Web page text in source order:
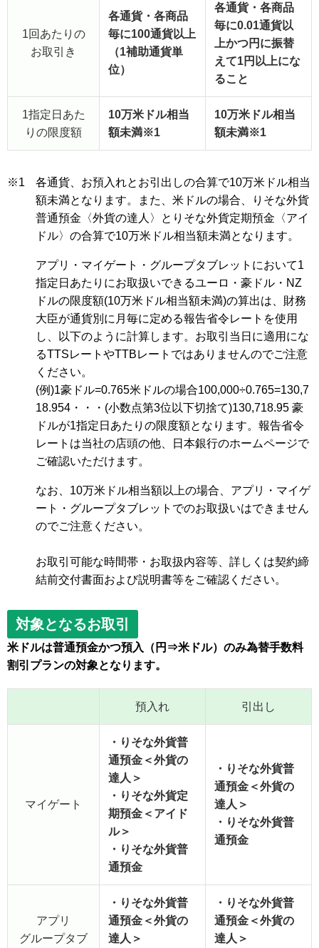
1回あたりの
お取引き
各通貨・各商品
毎に100通貨以上
（1補助通貨単
位）
各通貨・各商品
毎に0.01通貨以
上かつ円に振替
えて1円以上にな
ること
1指定日あた
りの限度額
10万米ドル相当
額未満※1
10万米ドル相当
額未満※1
※1
各通貨、お預入れとお引出しの合算で10万米ドル相当
額未満となります。また、米ドルの場合、りそな外貨
普通預金〈外貨の達人〉とりそな外貨定期預金〈アイ
ドル〉の合算で10万米ドル相当額未満となります。
アプリ・マイゲート・グループタブレットにおいて1
指定日あたりにお取扱いできるユーロ・豪ドル・NZ
ドルの限度額(10万米ドル相当額未満)の算出は、財務
大臣が通貨別に月毎に定める報告省令レートを使用
し、以下のように計算します。お取引当日に適用にな
るTTSレートやTTBレートではありませんのでご注意
ください。
(例)1豪ドル=0.765米ドルの場合100,000÷0.765=130,7
18.954・・・(小数点第3位以下切捨て)130,718.95 豪
ドルが1指定日あたりの限度額となります。報告省令
レートは当社の店頭の他、日本銀行のホームページで
ご確認いただけます。
なお、10万米ドル相当額以上の場合、アプリ・マイゲ
ート・グループタブレットでのお取扱いはできません
のでご注意ください。
お取引可能な時間帯・お取扱内容等、詳しくは契約締
結前交付書面および説明書等をご確認ください。
対象となるお取引
米ドルは普通預金かつ預入（円⇒米ドル）のみ為替手数料
割引プランの対象となります。
預入れ 引出し
マイゲート
・りそな外貨普
通預金＜外貨の
達人＞
・りそな外貨定
期預金＜アイド
ル＞
・りそな外貨普
通預金
・りそな外貨普
通預金＜外貨の
達人＞
・りそな外貨普
通預金
アプリ
グループタブ
・りそな外貨普
通預金＜外貨の
達人＞
・りそな外貨普
通預金＜外貨の
達人＞